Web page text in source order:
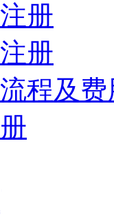
册
册
程及